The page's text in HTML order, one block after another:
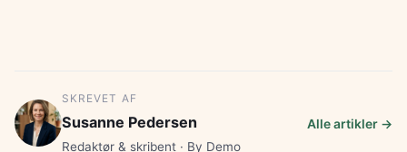
SKREVET AF
Susanne Pedersen
Redaktør & skribent · By Demo
Alle artikler →